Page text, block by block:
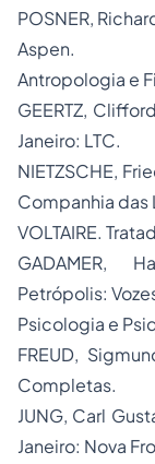
​POSNER,
Aspen.
​Antropologia e
​GEERTZ,
Janeiro: LTC.
​NIETZSCHE,
Companhia das
​VOLTAIRE.
​GADAMER,
Petrópolis:
​Psicologia e
​FREUD,
Completas.
​JUNG, Carl
Janeiro: Nova